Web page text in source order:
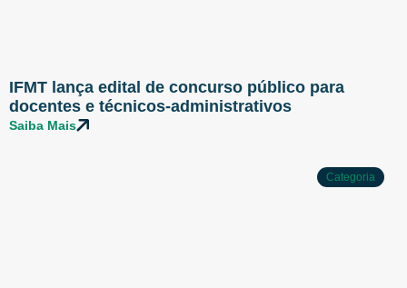
IFMT lança edital de concurso público para
docentes e técnicos-administrativos
Saiba Mais
Categoria